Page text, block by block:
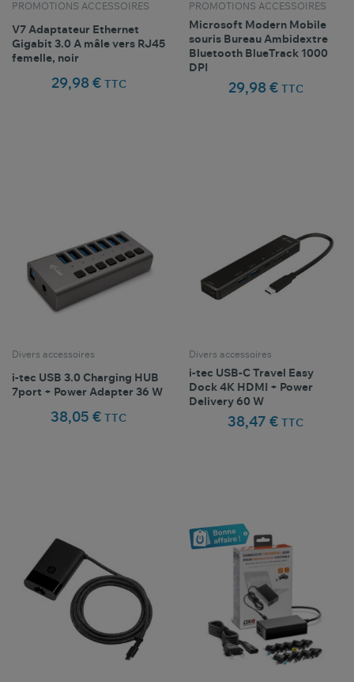
PROMOTIONS ACCESSOIRES
V7 Adaptateur Ethernet
Gigabit 3.0 A mâle vers RJ45
femelle, noir
29,98 € TTC
PROMOTIONS ACCESSOIRES
Microsoft Modern Mobile
souris Bureau Ambidextre
Bluetooth BlueTrack 1000
DPI
29,98 € TTC
Divers accessoires
i-tec USB 3.0 Charging HUB
7port + Power Adapter 36 W
38,05 € TTC
Divers accessoires
i-tec USB-C Travel Easy
Dock 4K HDMI + Power
Delivery 60 W
38,47 € TTC